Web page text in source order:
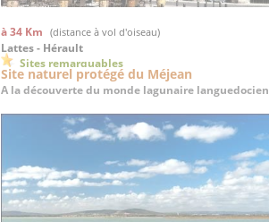
à 34 Km (distance à vol d'oiseau)
Lattes - Hérault
Sites remarquables
Site naturel protégé du Méjean
A la découverte du monde lagunaire languedocien